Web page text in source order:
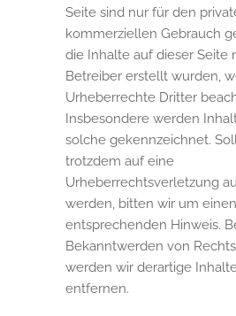
Seite sind nur für den
kommerziellen Gebrauch
die Inhalte auf dieser Seite
Betreiber erstellt wurden,
Urheberrechte Dritter
Insbesondere werden
solche gekennzeichnet.
trotzdem auf eine
Urheberrechtsverletzung
werden, bitten wir um einen
entsprechenden Hinweis.
Bekanntwerden von
werden wir derartige
entfernen.